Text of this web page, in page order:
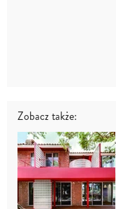
Zobacz także: